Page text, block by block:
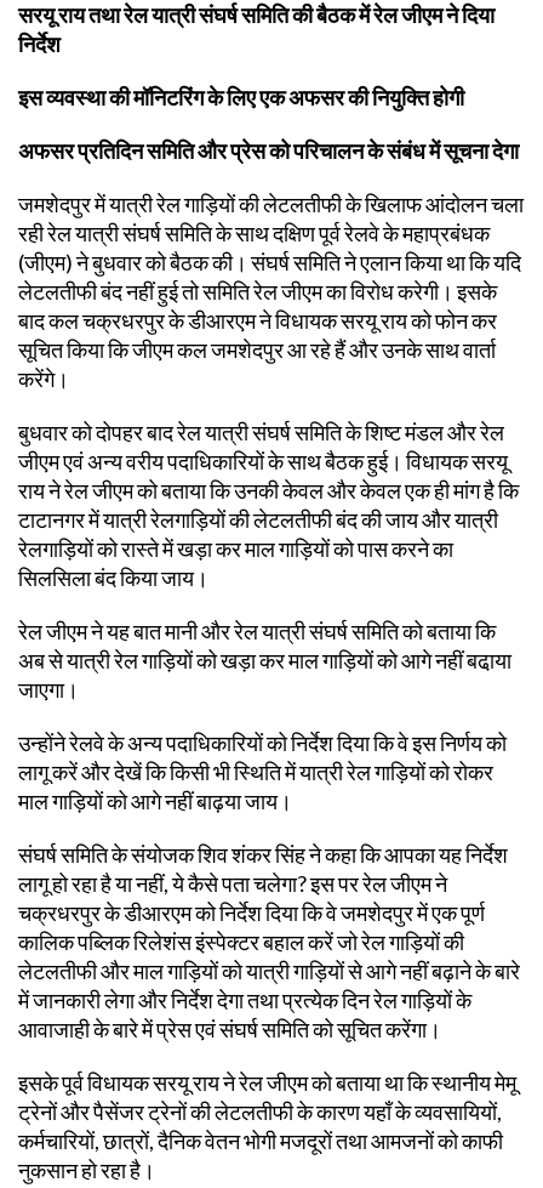
सरयू राय तथा रेल यात्री संघर्ष समिति की बैठक में रेल जीएम ने दिया
निर्देश
इस व्यवस्था की मॉनिटरिंग के लिए एक अफसर की नियुक्ति होगी
अफसर प्रतिदिन समिति और प्रेस को परिचालन के संबंध में सूचना देगा
जमशेदपुर में यात्री रेल गाड़ियों की लेटलतीफी के खिलाफ आंदोलन चला
रही रेल यात्री संघर्ष समिति के साथ दक्षिण पूर्व रेलवे के महाप्रबंधक
(जीएम) ने बुधवार को बैठक की। संघर्ष समिति ने एलान किया था कि यदि
लेटलतीफी बंद नहीं हुई तो समिति रेल जीएम का विरोध करेगी। इसके
बाद कल चक्रधरपुर के डीआरएम ने विधायक सरयू राय को फोन कर
सूचित किया कि जीएम कल जमशेदपुर आ रहे हैं और उनके साथ वार्ता
करेंगे।
बुधवार को दोपहर बाद रेल यात्री संघर्ष समिति के शिष्ट मंडल और रेल
जीएम एवं अन्य वरीय पदाधिकारियों के साथ बैठक हुई। विधायक सरयू
राय ने रेल जीएम को बताया कि उनकी केवल और केवल एक ही मांग है कि
टाटानगर में यात्री रेलगाड़ियों की लेटलतीफी बंद की जाय और यात्री
रेलगाड़ियों को रास्ते में खड़ा कर माल गाड़ियों को पास करने का
सिलसिला बंद किया जाय।
रेल जीएम ने यह बात मानी और रेल यात्री संघर्ष समिति को बताया कि
अब से यात्री रेल गाड़ियों को खड़ा कर माल गाड़ियों को आगे नहीं बढा़या
जाएगा।
उन्होंने रेलवे के अन्य पदाधिकारियों को निर्देश दिया कि वे इस निर्णय को
लागू करें और देखें कि किसी भी स्थिति में यात्री रेल गाड़ियों को रोकर
माल गाड़ियों को आगे नहीं बाढ़या जाय।
संघर्ष समिति के संयोजक शिव शंकर सिंह ने कहा कि आपका यह निर्देश
लागू हो रहा है या नहीं, ये कैसे पता चलेगा? इस पर रेल जीएम ने
चक्रधरपुर के डीआरएम को निर्देश दिया कि वे जमशेदपुर में एक पूर्ण
कालिक पब्लिक रिलेशंस इंस्पेक्टर बहाल करें जो रेल गाड़ियों की
लेटलतीफी और माल गाड़ियों को यात्री गाड़ियों से आगे नहीं बढ़ाने के बारे
में जानकारी लेगा और निर्देश देगा तथा प्रत्येक दिन रेल गाड़ियों के
आवाजाही के बारे में प्रेस एवं संघर्ष समिति को सूचित करेंगा।
इसके पूर्व विधायक सरयू राय ने रेल जीएम को बताया था कि स्थानीय मेमू
ट्रेनों और पैसेंजर ट्रेनों की लेटलतीफी के कारण यहाँ के व्यवसायियों,
कर्मचारियों, छात्रों, दैनिक वेतन भोगी मजदूरों तथा आमजनों को काफी
नुकसान हो रहा है।